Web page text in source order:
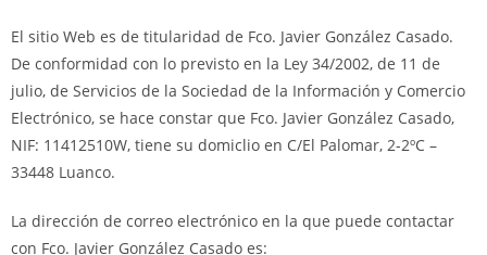
El sitio Web es de titularidad de Fco. Javier González Casado.
De conformidad con lo previsto en la Ley 34/2002, de 11 de
julio, de Servicios de la Sociedad de la Información y Comercio
Electrónico, se hace constar que Fco. Javier González Casado,
NIF: 11412510W, tiene su domiclio en C/El Palomar, 2-2ºC –
33448 Luanco.
La dirección de correo electrónico en la que puede contactar
con Fco. Javier González Casado es: